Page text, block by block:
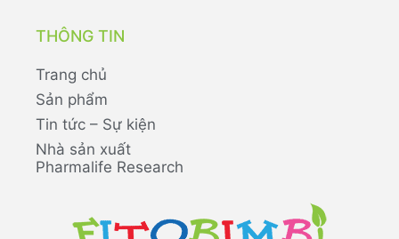
THÔNG TIN
Trang chủ
Sản phẩm
Tin tức – Sự kiện
Nhà sản xuất
Pharmalife Research